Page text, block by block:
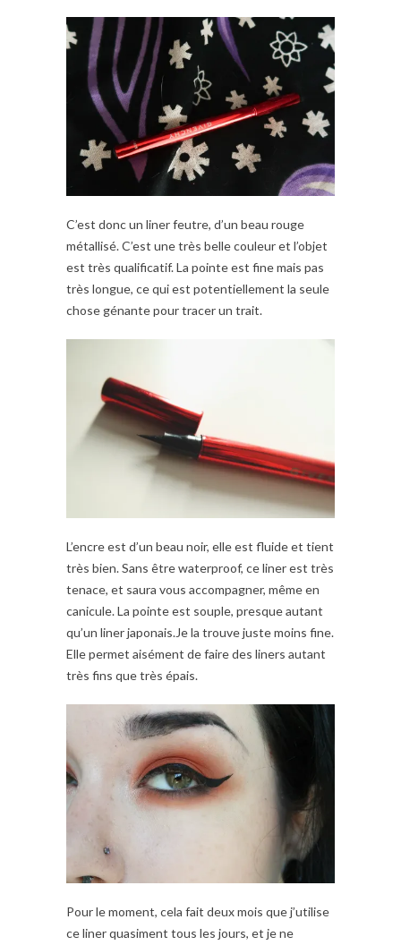
C’est donc un liner feutre, d’un beau rouge
métallisé. C’est une très belle couleur et l’objet
est très qualificatif. La pointe est fine mais pas
très longue, ce qui est potentiellement la seule
chose génante pour tracer un trait.
L’encre est d’un beau noir, elle est fluide et tient
très bien. Sans être waterproof, ce liner est très
tenace, et saura vous accompagner, même en
canicule. La pointe est souple, presque autant
qu’un liner japonais.Je la trouve juste moins fine.
Elle permet aisément de faire des liners autant
très fins que très épais.
Pour le moment, cela fait deux mois que j’utilise
ce liner quasiment tous les jours, et je ne